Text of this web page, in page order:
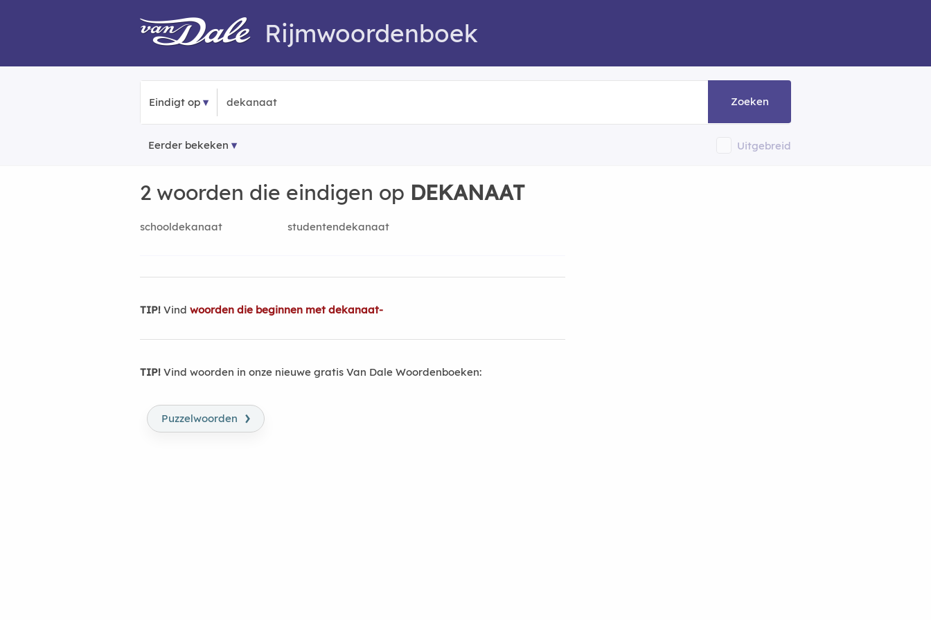
Rijmwoordenboek
Eindigt op Zoeken
Eerder bekeken Uitgebreid
2 woorden die eindigen op DEKANAAT
schooldekanaat studentendekanaat
TIP! Vind woorden die beginnen met dekanaat-
TIP! Vind woorden in onze nieuwe gratis Van Dale Woordenboeken:
Puzzelwoorden ›